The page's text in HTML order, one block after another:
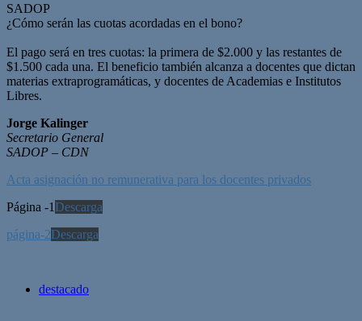
SADOP
¿Cómo serán las cuotas acordadas en el bono?
El pago será en tres cuotas: la primera de $2.000 y las restantes de
$1.500 cada una. El beneficio también alcanza a docentes que dictan
materias extraprogramáticas, y docentes de Academias e Institutos
Libres.
Jorge Kalinger
Secretario General
SADOP – CDN
Acta asignación no remunerativa para los docentes privados
Página -1 Descarga
página-2Descarga
destacado